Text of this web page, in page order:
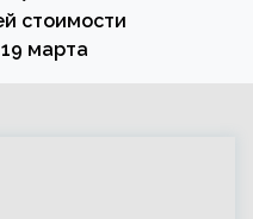
стоимости
марта